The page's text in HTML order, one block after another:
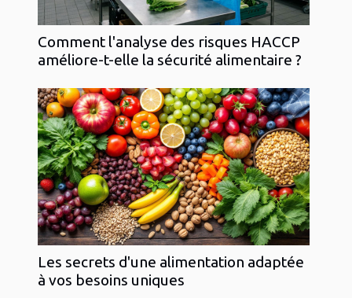
Comment l'analyse des risques HACCP
améliore-t-elle la sécurité alimentaire ?
Les secrets d'une alimentation adaptée
à vos besoins uniques